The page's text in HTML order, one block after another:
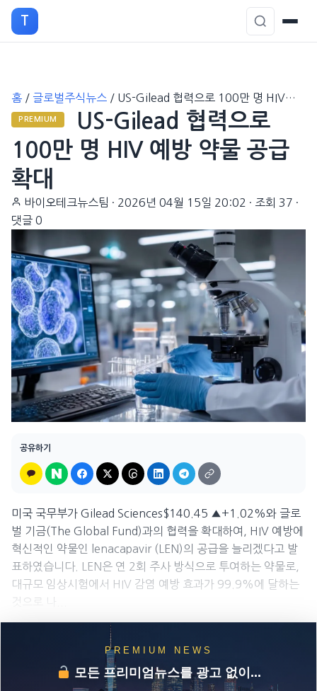
T
홈 / 글로벌주식뉴스 / US-Gilead 협력으로 100만 명 HIV…
PREMIUM
US-Gilead 협력으로
100만 명 HIV 예방 약물 공급
확대
바이오테크뉴스팀 · 2026년 04월 15일 20:02 · 조회 37 ·
댓글 0
공유하기
미국 국무부가 Gilead Sciences$140.45 ▲+1.02%와 글로
벌 기금(The Global Fund)과의 협력을 확대하여, HIV 예방에
혁신적인 약물인 lenacapavir (LEN)의 공급을 늘리겠다고 발
표하였습니다. LEN은 연 2회 주사 방식으로 투여하는 약물로,
대규모 임상시험에서 HIV 감염 예방 효과가 99.9%에 달하는
것으로 나...
PREMIUM NEWS
모든 프리미엄뉴스를 광고 없이...